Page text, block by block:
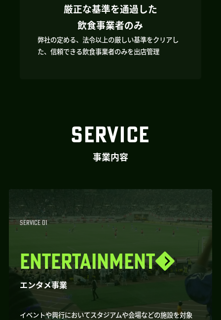
厳正な基準を通過した
飲食事業者のみ
弊社の定める、法令以上の厳しい基準をクリアし
た、信頼できる飲食事業者のみを出店管理
SERVICE
事業内容
SERVICE 01
ENTERTAINMENT
エンタメ事業
イベントや興行においてスタジアムや会場などの施設を対象